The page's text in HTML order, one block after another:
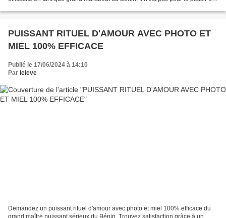
PUISSANT RITUEL D'AMOUR AVEC PHOTO ET
MIEL 100% EFFICACE
Publié le 17/06/2024 à 14:10
Par leleve
Demandez un puissant rituel d'amour avec photo et miel 100% efficace du
grand maître puissant sérieux du Bénin. Trouvez satisfaction grâce à un